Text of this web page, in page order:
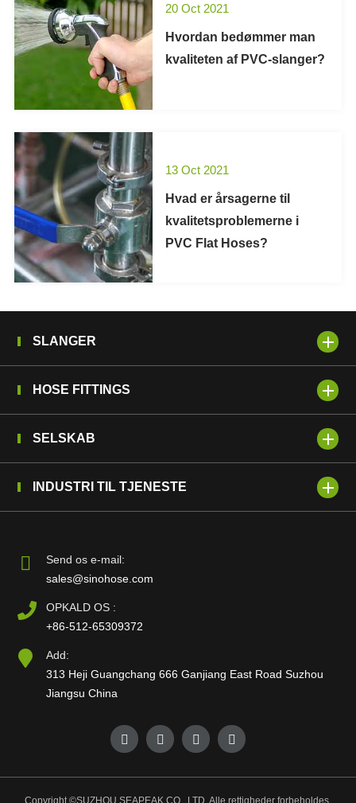
20 Oct 2021
Hvordan bedømmer man
kvaliteten af PVC-slanger?
13 Oct 2021
Hvad er årsagerne til
kvalitetsproblemerne i
PVC Flat Hoses?
SLANGER
HOSE FITTINGS
SELSKAB
INDUSTRI TIL TJENESTE
Send os e-mail:
sales@sinohose.com
OPKALD OS :
+86-512-65309372
Add:
313 Heji Guangchang 666 Ganjiang East Road Suzhou
Jiangsu China